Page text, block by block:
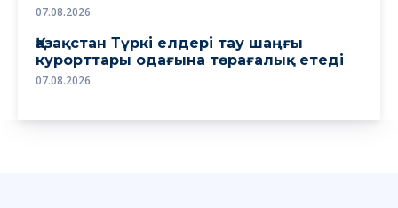
07.08.2026
Қазақстан Түркі елдері тау шаңғы
курорттары одағына төрағалық етеді
07.08.2026